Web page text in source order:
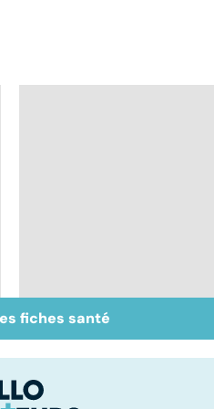
Suicide : prévenir le
passage à l'acte
fiches santé